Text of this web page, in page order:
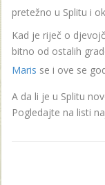
pretežno u Splitu i
Kad je riječ o
bitno od ostalih
Maris se i ove se
A da li je u Splitu
Pogledajte na listi